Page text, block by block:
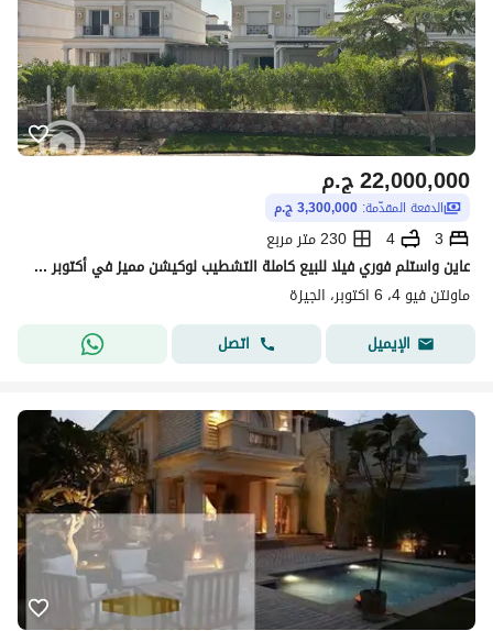
ج.م22,000,000
الدفعة المقدّمة: 3,300,000 ج.م
3
4
230 متر مربع
عاين واستلم فوري فيلا للبيع كاملة التشطيب لوكيشن مميز في أكتوبر في ماونتن ڤيو4 - اكتوبر
ماونتن فيو 4، 6 اكتوبر، الجيزة
الإيميل
اتصل